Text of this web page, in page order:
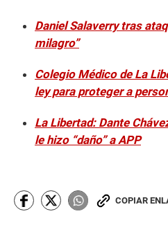
Daniel Salaverry tras
milagro”
Colegio Médico de La
ley para proteger a
La Libertad: Dante
le hizo “daño” a APP
COPIAR